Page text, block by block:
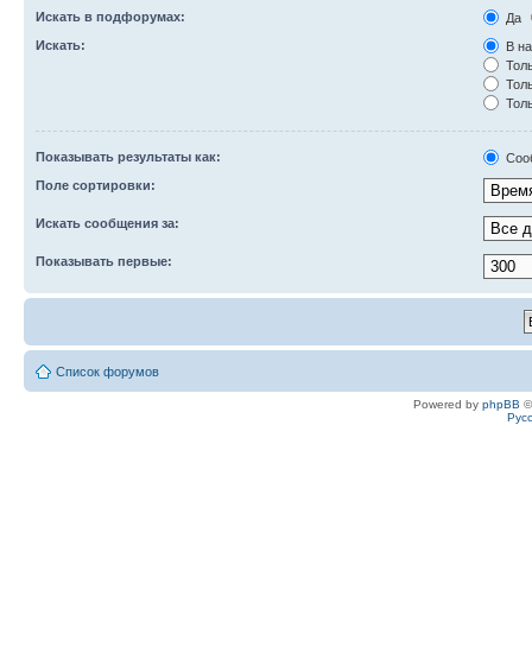
Искать в подфорумах:
Да
Искать:
В
Показывать результаты как:
Поле сортировки:
Искать сообщения за:
Показывать первые:
Список форумов
Powered by phpBB